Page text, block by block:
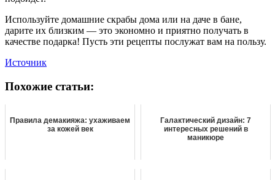
Используйте домашние скрабы дома или на даче в бане,
дарите их близким — это экономно и приятно получать в
качестве подарка! Пусть эти рецепты послужат вам на пользу.
Источник
Похожие статьи:
Правила демакияжа: ухаживаем
за кожей век
Галактический дизайн: 7
интересных решений в
маникюре